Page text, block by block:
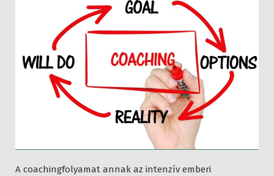
A coachingfolyamat annak az intenzív emberi